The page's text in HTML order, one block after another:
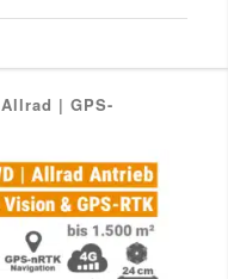
Die
können
der
Produktseite
| GPS-